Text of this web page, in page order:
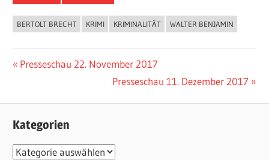
BERTOLT BRECHT KRIMI KRIMINALITÄT WALTER BENJAMIN
Beitragsnavigation
Vorheriger
Presseschau 22. November 2017
Nächster
Presseschau 11. Dezember 2017
Kategorien
K